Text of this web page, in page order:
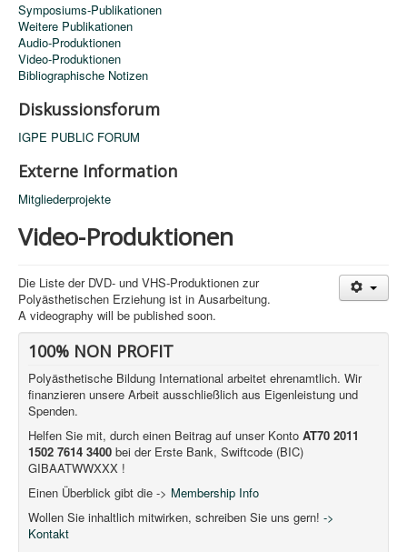
Symposiums-Publikationen
Weitere Publikationen
Audio-Produktionen
Video-Produktionen
Bibliographische Notizen
Diskussionsforum
IGPE PUBLIC FORUM
Externe Information
Mitgliederprojekte
Video-Produktionen
Die Liste der DVD- und VHS-Produktionen zur
Polyästhetischen Erziehung ist in Ausarbeitung.
A videography will be published soon.
100% NON PROFIT
Polyästhetische Bildung International arbeitet ehrenamtlich. Wir
finanzieren unsere Arbeit ausschließlich aus Eigenleistung und
Spenden.
Helfen Sie mit, durch einen Beitrag auf unser Konto AT70 2011
1502 7614 3400 bei der Erste Bank, Swiftcode (BIC)
GIBAATWWXXX !
Einen Überblick gibt die -> Membership Info
Wollen Sie inhaltlich mitwirken, schreiben Sie uns gern! ->
Kontakt